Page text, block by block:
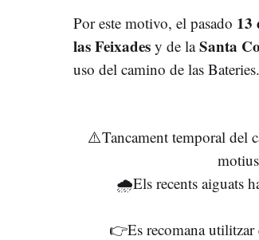
Por este motivo, el pasado 13
las Feixades y de laSanta
uso del camino de las Bateries.
⚠️Tancament temporal del
🌧️Els recents aiguats
👉Es recomana utilitzar